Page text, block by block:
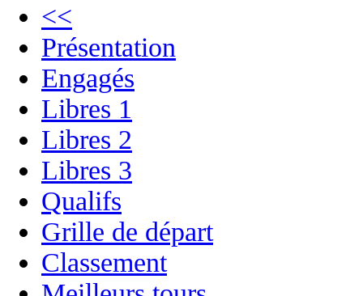
<<
Présentation
Engagés
Libres 1
Libres 2
Libres 3
Qualifs
Grille de départ
Classement